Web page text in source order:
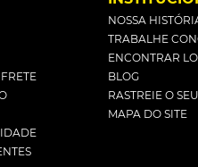
NOSSA
TRABALHE
ENCONTRAR
BLOG
RASTREIE O
MAPA DO SITE